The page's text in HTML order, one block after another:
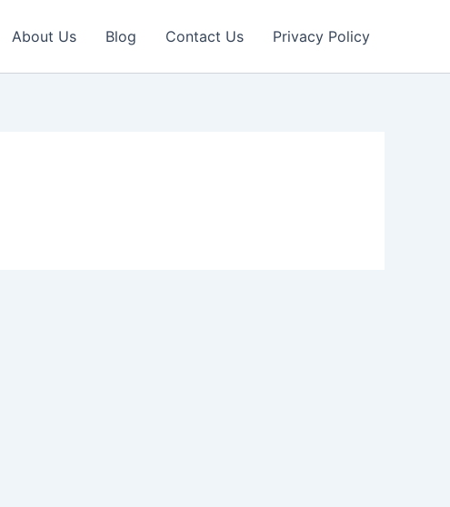
About Us Blog Contact Us Privacy Policy